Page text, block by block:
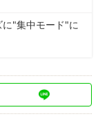
"集中モード"に